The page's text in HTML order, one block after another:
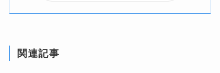
関連記事